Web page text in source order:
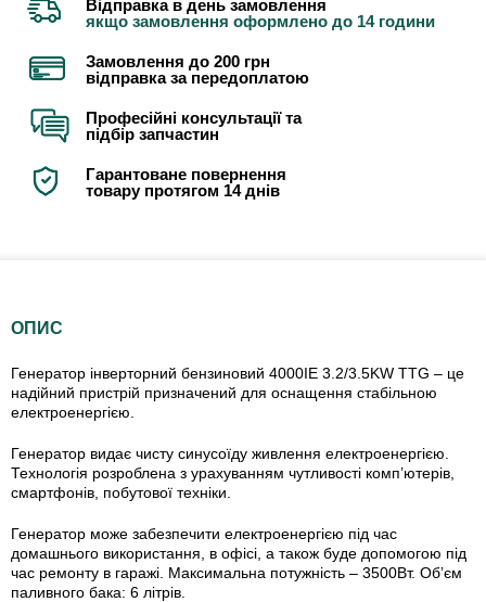
Відправка в день замовлення
якщо замовлення оформлено до 14 години
Замовлення до 200 грн
відправка за передоплатою
Професійні консультації та
підбір запчастин
Гарантоване повернення
товару протягом 14 днів
ОПИС
Генератор інверторний бензиновий 4000IE 3.2/3.5KW TTG – це
надійний пристрій призначений для оснащення стабільною
електроенергією.
Генератор видає чисту синусоїду живлення електроенергією.
Технологія розроблена з урахуванням чутливості комп’ютерів,
смартфонів, побутової техніки.
Генератор може забезпечити електроенергією під час
домашнього використання, в офісі, а також буде допомогою під
час ремонту в гаражі. Максимальна потужність – 3500Вт. Об’єм
паливного бака: 6 літрів.